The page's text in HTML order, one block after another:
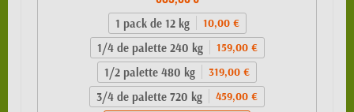
1 pack de 12 kg 10,00 €
1/4 de palette 240 kg 159,00 €
1/2 palette 480 kg 319,00 €
3/4 de palette 720 kg 459,00 €